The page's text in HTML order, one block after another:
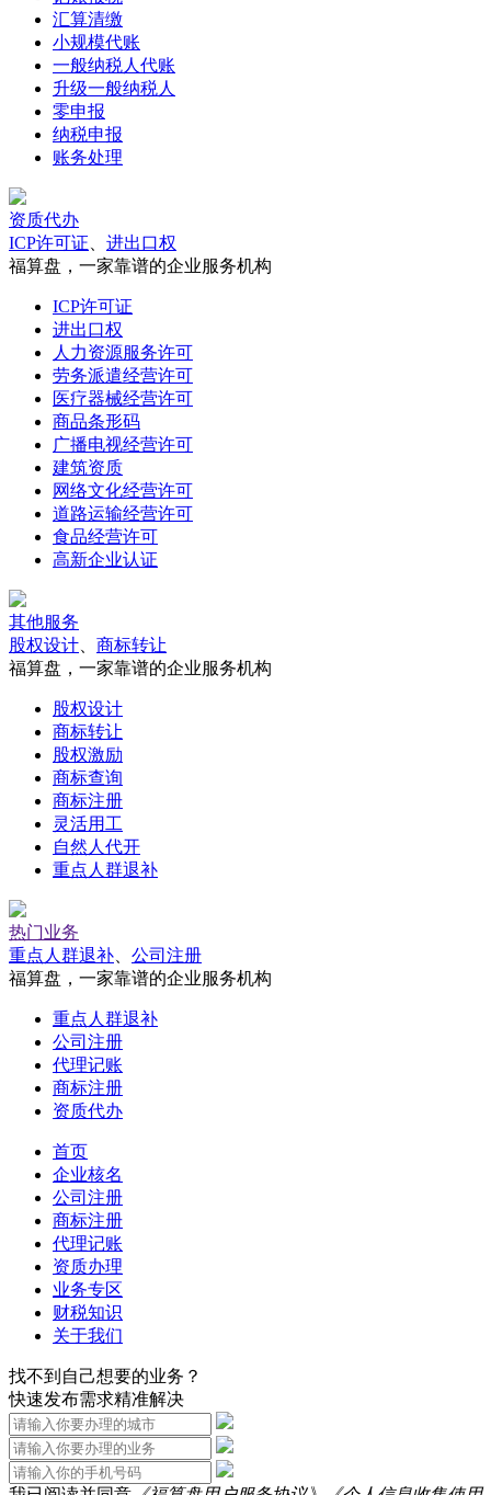
汇算清缴
小规模代账
一般纳税人代账
升级一般纳税人
零申报
纳税申报
账务处理
资质代办
ICP许可证
进出口权
福算盘，一家靠谱的企业服务机构
ICP许可证
进出口权
人力资源服务许可
劳务派遣经营许可
医疗器械经营许可
商品条形码
广播电视经营许可
建筑资质
网络文化经营许可
道路运输经营许可
食品经营许可
高新企业认证
其他服务
股权设计
商标转让
福算盘，一家靠谱的企业服务机构
股权设计
商标转让
股权激励
商标查询
商标注册
灵活用工
自然人代开
重点人群退补
热门业务
重点人群退补
公司注册
福算盘，一家靠谱的企业服务机构
重点人群退补
公司注册
代理记账
商标注册
资质代办
首页
企业核名
公司注册
商标注册
代理记账
资质办理
业务专区
财税知识
关于我们
找不到自己想要的业务？
快速发布需求精准解决